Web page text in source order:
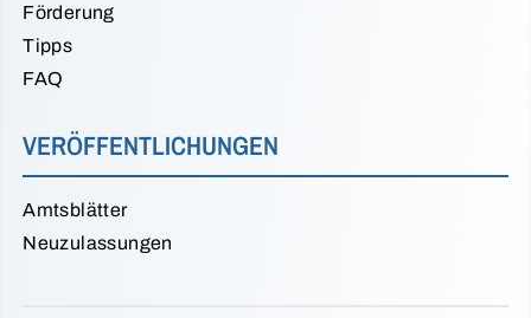
Förderung
Tipps
FAQ
VERÖFFENTLICHUNGEN
Amtsblätter
Neuzulassungen